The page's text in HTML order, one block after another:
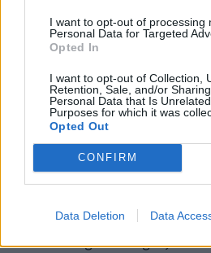
I want to opt-out of processing
Personal Data for Targeted
Opted In
I want to opt-out of Collection,
Retention, Sale, and/or
Personal Data that Is
Purposes for which it was
Opted Out
CONFIRM
Data Deletion Data
belső tér felújítása,
cseréjét, a
vízhálózat cseréjét, a
a WC-felújítást; a
a lakással azonos
helyrajzi számon
felújítása vagy kerítés
költségeinek legfeljebb
helyreállítási munka, a
költségeinek legfeljebb